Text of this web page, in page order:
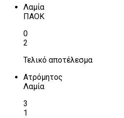
Λαμία
ΠΑΟΚ
0
2
Τελικό αποτέλεσμα
Ατρόμητος
Λαμία
3
1